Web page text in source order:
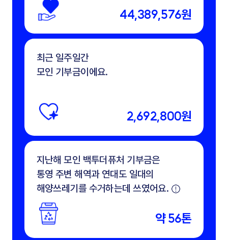
44,389,576원
최근 일주일간
모인 기부금이에요.
2,692,800원
지난해 모인 백투더퓨처 기부금은
통영 주변 해역과 연대도 일대의
해양쓰레기를 수거하는데 쓰였어요.
약 56톤